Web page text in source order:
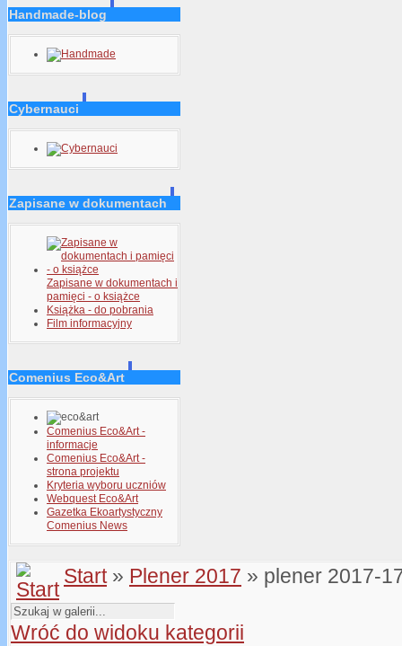
Handmade-blog
Cybernauci
Zapisane w dokumentach
Zapisane w dokumentach i
pamięci - o książce
Książka - do pobrania
Film informacyjny
Comenius Eco&Art
Comenius Eco&Art -
informacje
Comenius Eco&Art -
strona projektu
Kryteria wyboru uczniów
Webquest Eco&Art
Gazetka Ekoartystyczny
Comenius News
Start» Plener 2017 » plener 2017-
Wróć do widoku kategorii